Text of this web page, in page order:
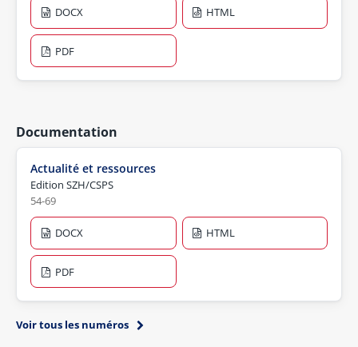
DOCX HTML
PDF
Documentation
Actualité et ressources
Edition SZH/CSPS
54-69
DOCX HTML
PDF
Voir tous les numéros